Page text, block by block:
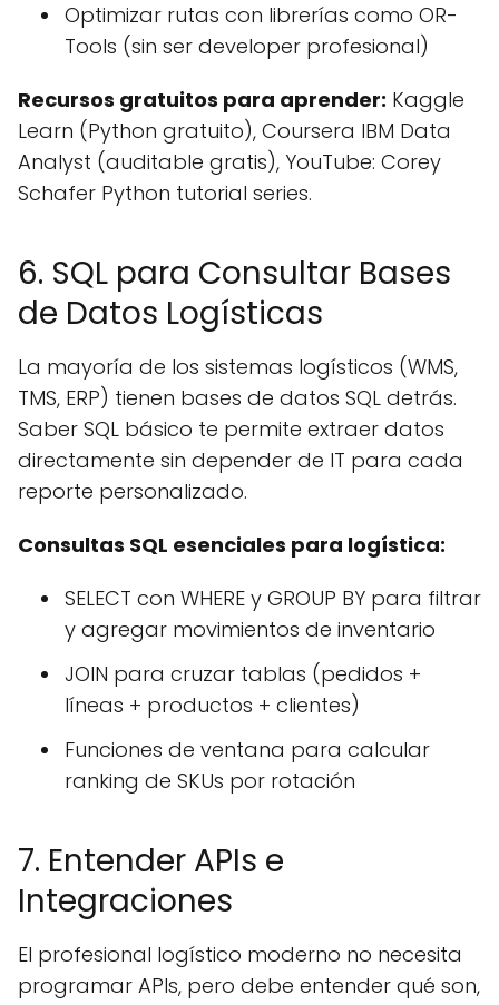
Optimizar rutas con librerías como OR-
Tools (sin ser developer profesional)
Recursos gratuitos para aprender: Kaggle
Learn (Python gratuito), Coursera IBM Data
Analyst (auditable gratis), YouTube: Corey
Schafer Python tutorial series.
6. SQL para Consultar Bases
de Datos Logísticas
La mayoría de los sistemas logísticos (WMS,
TMS, ERP) tienen bases de datos SQL detrás.
Saber SQL básico te permite extraer datos
directamente sin depender de IT para cada
reporte personalizado.
Consultas SQL esenciales para logística:
SELECT con WHERE y GROUP BY para filtrar
y agregar movimientos de inventario
JOIN para cruzar tablas (pedidos +
líneas + productos + clientes)
Funciones de ventana para calcular
ranking de SKUs por rotación
7. Entender APIs e
Integraciones
El profesional logístico moderno no necesita
programar APIs, pero debe entender qué son,